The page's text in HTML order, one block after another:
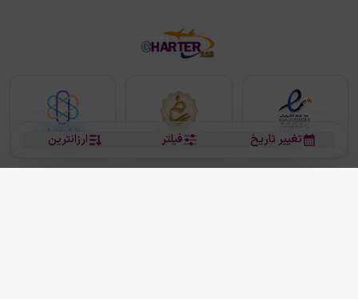
ارزانترین فیلتر تغییر تاریخ